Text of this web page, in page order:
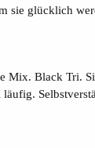
sie glücklich
Black Tri.